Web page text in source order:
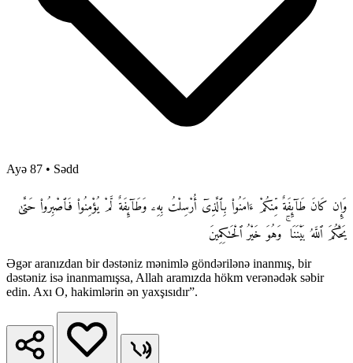
Ayə 87 • Sədd
وَإِن كَانَ طَآئِفَةٌ مِّنكُمْ ءَامَنُوا۟ بِٱلَّذِىٓ أُرْسِلْتُ بِهِۦ وَطَآئِفَةٌ لَّمْ يُؤْمِنُوا۟ فَٱصْبِرُوا۟ حَتَّىٰ
يَحْكُمَ ٱللَّهُ بَيْنَنَا ۚ وَهُوَ خَيْرُ ٱلْحَـٰكِمِينَ
Əgər aranızdan bir dəstəniz mənimlə göndərilənə inanmış, bir
dəstəniz isə inanmamışsa, Allah aramızda hökm verənədək səbir
edin. Axı O, hakimlərin ən yaxşısıdır”.